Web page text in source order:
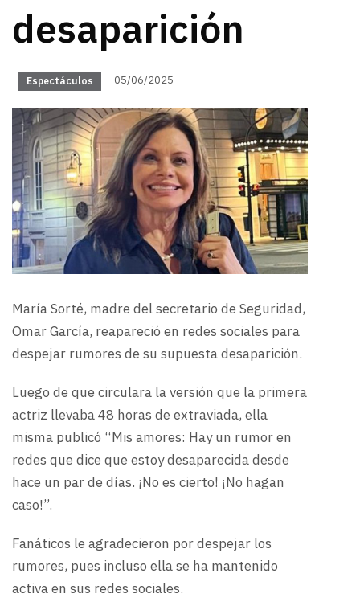
desaparición
Espectáculos 05/06/2025
María Sorté, madre del secretario de Seguridad,
Omar García, reapareció en redes sociales para
despejar rumores de su supuesta desaparición.
Luego de que circulara la versión que la primera
actriz llevaba 48 horas de extraviada, ella
misma publicó “Mis amores: Hay un rumor en
redes que dice que estoy desaparecida desde
hace un par de días. ¡No es cierto! ¡No hagan
caso!”.
Fanáticos le agradecieron por despejar los
rumores, pues incluso ella se ha mantenido
activa en sus redes sociales.